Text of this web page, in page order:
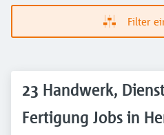
Filter
23 Handwerk,
Fertigung Jobs in